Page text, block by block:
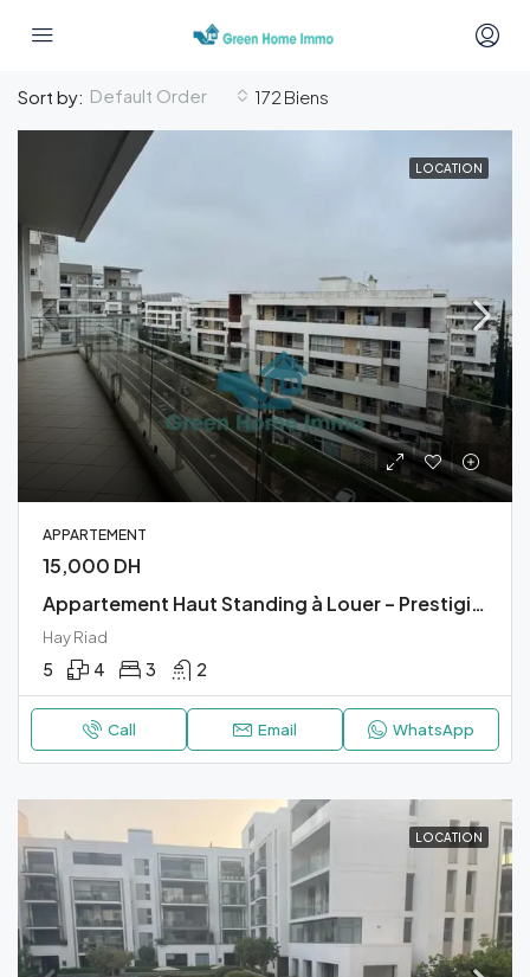
172 Biens
Sort by: Default Order
LOCATION
APPARTEMENT
15,000 DH
Appartement Haut Standing à Louer – Prestigia, Hay Riad
Hay Riad
5 4 3 2
Call Email WhatsApp
LOCATION